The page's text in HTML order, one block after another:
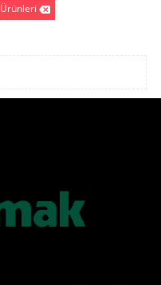
Ürünleri